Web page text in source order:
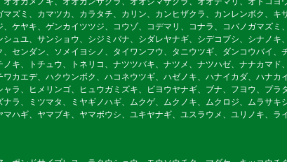
ズミ、カマツカ、カラタチ、カリン、カンヒザクラ、カンレンボク、
ケヤキ、ゲンカイツツジ、コウゾ、コデマリ、コナラ、コバノガマズ
ュユ、サンショウ、シジミバナ、シダレヤナギ、シデコブシ、シナノ
センダン、ソメイヨシノ、タイワンフウ、タニウツギ、ダンコウバイ
キ、トチュウ、トネリコ、ナツツバキ、ナツメ、ナツハゼ、ナナカマ
カエデ、ハクウンボク、ハコネウツギ、ハゼノキ、ハナイカダ、ハナ
ラ、ヒメリンゴ、ヒュウガミズキ、ビヨウヤナギ、ブナ、フヨウ、プ
ラ、ミツマタ、ミヤギノハギ、ムクゲ、ムクノキ、ムクロジ、ムラサ
ハギ、ヤマブキ、ヤマボウシ、ユキヤナギ、ユスラウメ、ユリノキ、